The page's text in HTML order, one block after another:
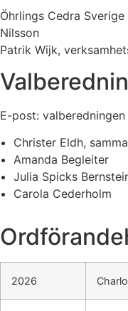
Öhrlings Cedra
Nilsson
Patrik Wijk,
E-post:
Christer Eldh,
Amanda Begleiter
Julia Spicks
Carola Cederholm
2026